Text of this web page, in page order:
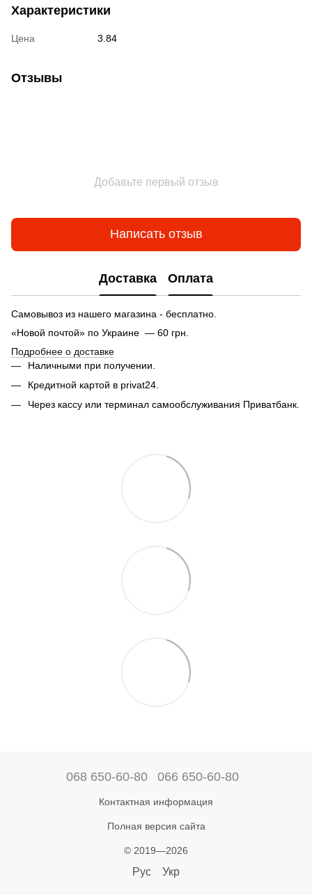
Характеристики
Цена 3.84
Отзывы
Добавьте первый отзыв
Написать отзыв
Доставка Оплата
Самовывоз из нашего магазина - бесплатно.
«Новой почтой» по Украине — 60 грн.
Подробнее о доставке
Наличными при получении.
Кредитной картой в privat24.
Через кассу или терминал самообслуживания Приватбанк.
068 650-60-80 066 650-60-80
Контактная информация
Полная версия сайта
© 2019—2026
Рус Укр